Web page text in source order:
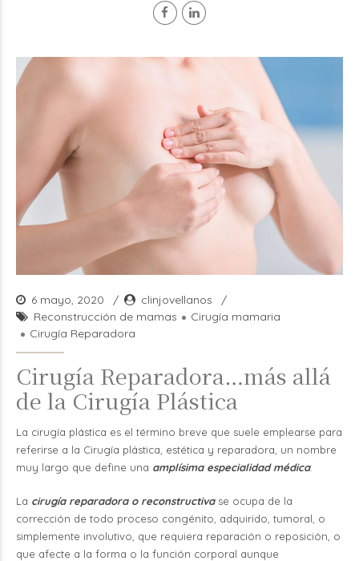
6 mayo, 2020
clinjovellanos
Reconstrucción de mamas
Cirugía mamaria
Cirugía Reparadora
Cirugía Reparadora…más allá
de la Cirugía Plástica
La cirugía plástica es el término breve que suele emplearse para
referirse a la Cirugía plástica, estética y reparadora, un nombre
muy largo que define una amplísima especialidad médica.
La cirugía reparadora o reconstructivase ocupa de la
corrección de todo proceso congénito, adquirido, tumoral, o
simplemente involutivo, que requiera reparación o reposición, o
que afecte a la forma o la función corporal aunque